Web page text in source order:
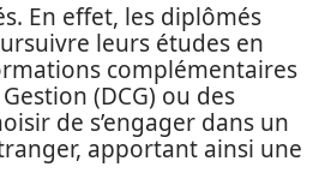
En effet, les diplômés
leurs études en
complémentaires
(DCG) ou des
de s’engager dans un
apportant ainsi une